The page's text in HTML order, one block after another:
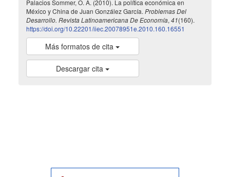
Palacios Sommer, O. A. (2010). La política económica en
México y China de Juan González García. Problemas Del
Desarrollo. Revista Latinoamericana De Economía, 41(160).
https://doi.org/10.22201/iiec.20078951e.2010.160.16551
Más formatos de cita
Descargar cita